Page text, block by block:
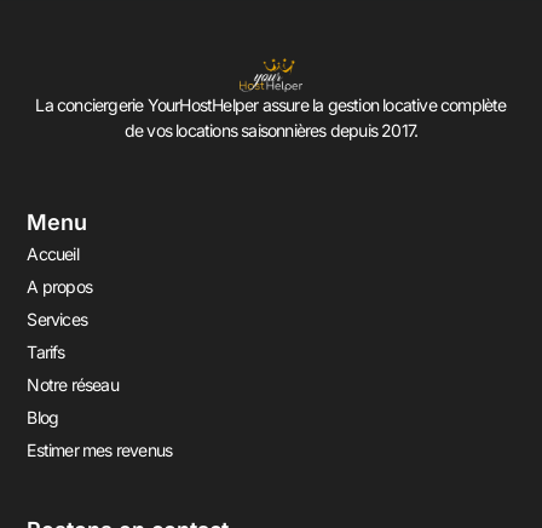
La conciergerie YourHostHelper assure la gestion locative complète
de vos locations saisonnières depuis 2017.
Menu
Accueil
A propos
Services
Tarifs
Notre réseau
Blog
Estimer mes revenus